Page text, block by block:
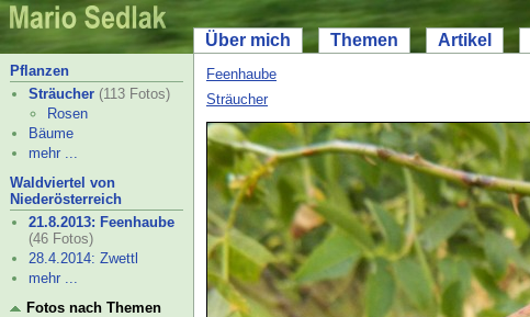
Über mich Themen Artikel
Pflanzen
Sträucher (113 Fotos)
Rosen
Bäume
mehr ...
Waldviertel von
Niederösterreich
21.8.2013: Feenhaube
(46 Fotos)
28.4.2014: Zwettl
mehr ...
Fotos nach Themen
Feenhaube
Sträucher